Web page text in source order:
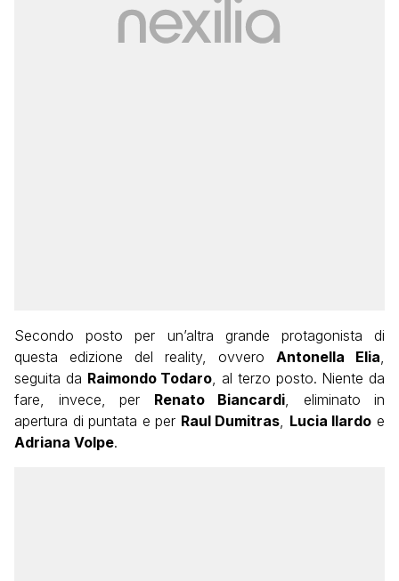
Secondo posto per un’altra grande protagonista di
questa edizione del reality, ovvero Antonella Elia
seguita da Raimondo Todaro , al terzo posto. Niente da
fare, invece, per Renato Biancardi , eliminato in
apertura di puntata e per Raul Dumitras Lucia Ilardo e
Adriana Volpe.